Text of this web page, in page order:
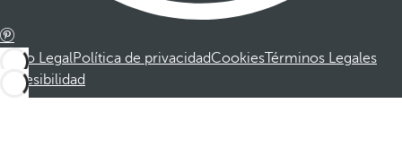
Aviso LegalPolítica de privacidadCookiesTérminos Legales
Accesibilidad